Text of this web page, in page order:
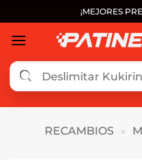
al
contenido
¡MEJORES
RECAMBIOS »